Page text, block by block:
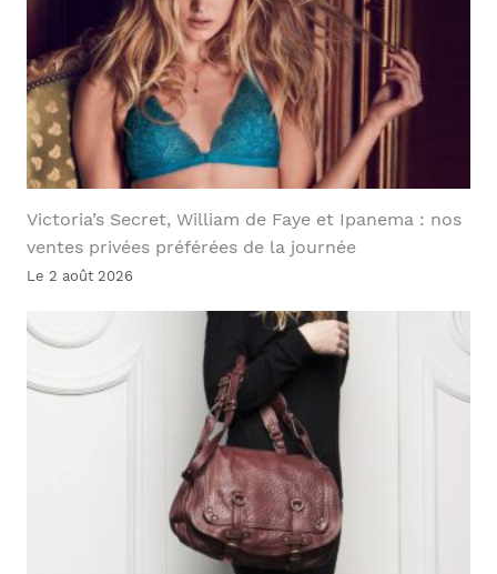
Victoria’s Secret, William de Faye et Ipanema : nos
ventes privées préférées de la journée
Le 2 août 2026